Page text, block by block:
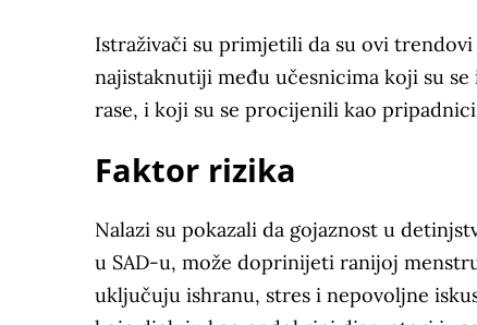
Istraživači su primjetili da su ovi
najistaknutiji među učesnicima koji su
rase, i koji su se procijenili kao
Faktor rizika
Nalazi su pokazali da gojaznost u
u SAD-u, može doprinijeti ranijoj
uključuju ishranu, stres i nepovoljne